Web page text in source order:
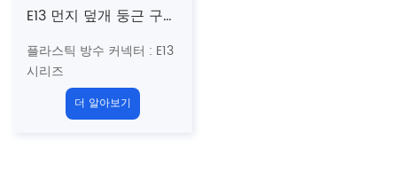
E13 먼지 덮개 둥근 구멍 래치 적응은 USB에 적응합니다 (스레드)
플라스틱 방수 커넥터 : E13
시리즈
13/16 "-28Uns미국 표준
더 알아보기